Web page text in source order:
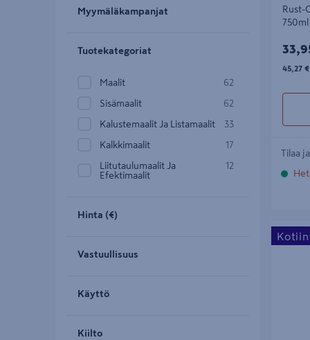
Myymäläkampanjat
Tuotekategoriat
Maalit 62
Sisämaalit 62
Kalustemaalit Ja Listamaalit 33
Kalkkimaalit 17
Liitutaulumaalit Ja
Efektimaalit
12
Hinta (€)
Vastuullisuus
Käyttö
Kiilto
Rust-
750ml
45,27 €
Tilaa
Rust-
Sage